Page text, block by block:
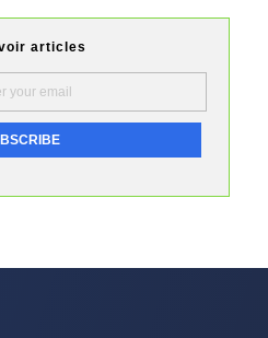
articles